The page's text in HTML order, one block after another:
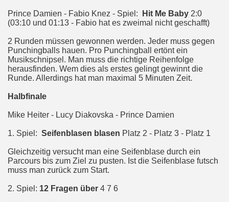
Prince Damien - Fabio Knez - Spiel: Hit Me Baby 2:0
(03:10 und 01:13 - Fabio hat es zweimal nicht geschafft)
2 Runden müssen gewonnen werden. Jeder muss gegen
Punchingballs hauen. Pro Punchingball ertönt ein
Musikschnipsel. Man muss die richtige Reihenfolge
herausfinden. Wem dies als erstes gelingt gewinnt die
Runde. Allerdings hat man maximal 5 Minuten Zeit.
Halbfinale
Mike Heiter - Lucy Diakovska - Prince Damien
1. Spiel: Seifenblasen blasen Platz 2 - Platz 3 - Platz 1
Gleichzeitig versucht man eine Seifenblase durch ein
Parcours bis zum Ziel zu pusten. Ist die Seifenblase futsch
muss man zurück zum Start.
2. Spiel: 12 Fragen über 4 7 6